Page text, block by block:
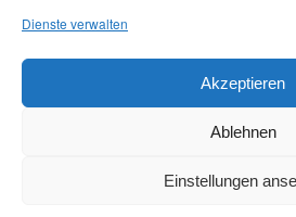
Dienste verwalten
Akzeptieren
Ablehnen
Einstellungen
und Baumfällarbeiten.
© Copyright - Firma Hüber Garten- und